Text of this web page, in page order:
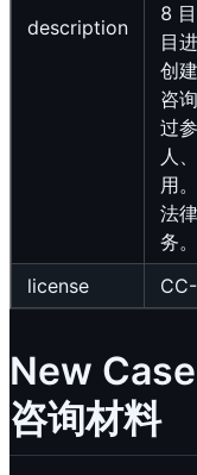
description
8
目
创
咨
过
人
用
法
务。
license
New
咨询材料